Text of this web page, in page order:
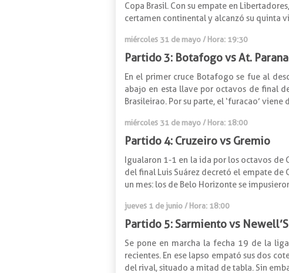
Copa Brasil. Con su empate en
certamen continental y alcanzó su quinta
miércoles 31 de mayo / Hora: 19:30
Partido 3: Botafogo vs At.
En el primer cruce Botafogo se fue al
abajo en esta llave por octavos de final
Brasileirao. Por su parte, el ‘furacao’
miércoles 31 de mayo / Hora: 18:00
Partido 4: Cruzeiro vs Gremio
Igualaron 1-1 en la ida por los octavos de
del final Luis Suárez decretó el empate de
un mes: los de Belo Horizonte se
jueves 1 de junio / Hora: 18:00
Partido 5: Sarmiento vs Newell’S
Se pone en marcha la fecha 19 de la
recientes. En ese lapso empató sus dos
del rival, situado a mitad de tabla. Sin